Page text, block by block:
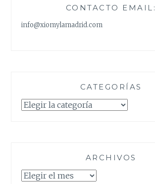
CONTACTO EMAIL:
info@xiomylamadrid.com
CATEGORÍAS
Categorías
ARCHIVOS
Archivos